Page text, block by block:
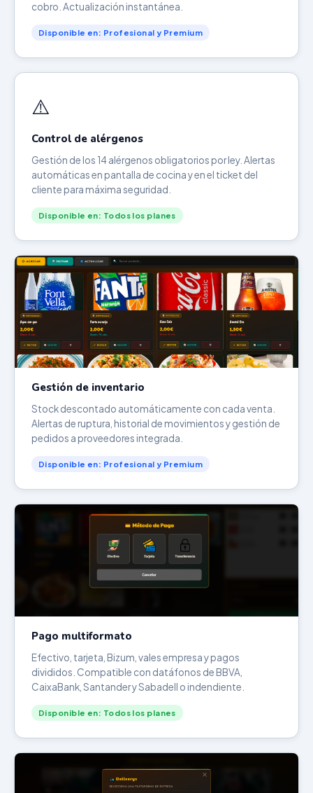
cobro. Actualización instantánea.
Disponible en: Profesional y Premium
⚠️
Control de alérgenos
Gestión de los 14 alérgenos obligatorios por ley. Alertas
automáticas en pantalla de cocina y en el ticket del
cliente para máxima seguridad.
Disponible en: Todos los planes
Gestión de inventario
Stock descontado automáticamente con cada venta.
Alertas de ruptura, historial de movimientos y gestión de
pedidos a proveedores integrada.
Disponible en: Profesional y Premium
Pago multiformato
Efectivo, tarjeta, Bizum, vales empresa y pagos
divididos. Compatible con datáfonos de BBVA,
CaixaBank, Santander y Sabadell o indendiente.
Disponible en: Todos los planes